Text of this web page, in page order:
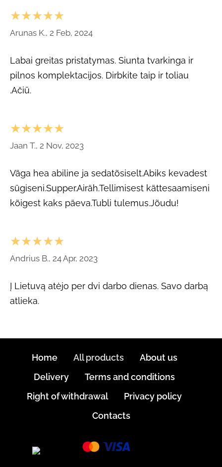
★★★★★
Arunas K., 2 Feb, 2024
Labai greitas pristatymas. Siunta tvarkinga ir
pilnos komplektacijos. Dirbkite taip ir toliau
.Ačiū.
★★★★★
Jaan T., 2 Nov, 2023
Väga hea abiline ja sedatõsiselt.Abiks kevadest
sügiseni.Supper.Airäh.Tellimisest kättesaamiseni
kõigest kaks päeva.Tubli tulemus.Jõudu!
★★★★★
Andrius B., 24 Apr, 2023
Į Lietuvą atėjo per dvi darbo dienas. Savo darbą
atlieka.
Home All products
About us
Delivery
Terms and conditions
Right of withdrawal
Privacy policy
Contacts